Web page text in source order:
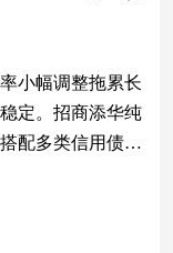
小幅调整拖累长
定。招商添华纯
配多类信用债分
省心省力。 $招
片产业链迎新